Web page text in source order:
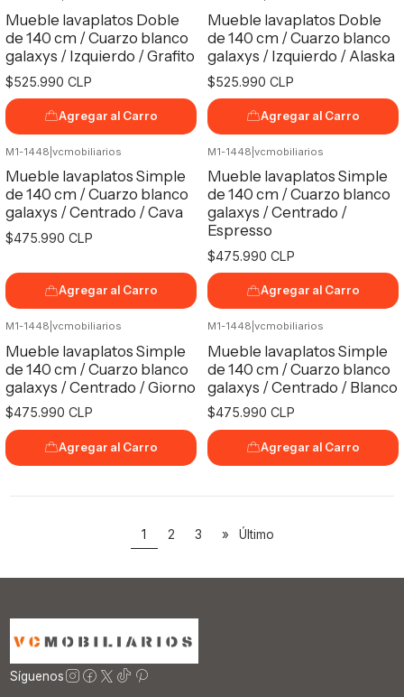
Mueble lavaplatos Doble
de 140 cm / Cuarzo blanco
galaxys / Izquierdo / Grafito
$525.990 CLP
Agregar al Carro
Mueble lavaplatos Doble
de 140 cm / Cuarzo blanco
galaxys / Izquierdo / Alaska
$525.990 CLP
Agregar al Carro
M1-1448 vcmobiliarios
Mueble lavaplatos Simple
de 140 cm / Cuarzo blanco
galaxys / Centrado / Cava
$475.990 CLP
Agregar al Carro
M1-1448 vcmobiliarios
Mueble lavaplatos Simple
de 140 cm / Cuarzo blanco
galaxys / Centrado /
Espresso
$475.990 CLP
Agregar al Carro
M1-1448 vcmobiliarios
Mueble lavaplatos Simple
de 140 cm / Cuarzo blanco
galaxys / Centrado / Giorno
$475.990 CLP
Agregar al Carro
M1-1448 vcmobiliarios
Mueble lavaplatos Simple
de 140 cm / Cuarzo blanco
galaxys / Centrado / Blanco
$475.990 CLP
Agregar al Carro
1 2 3 » Último
Síguenos